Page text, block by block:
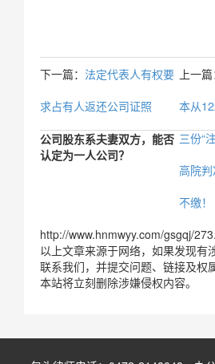
上一篇
本从
三份“
高院
不缴！
下一篇： 法定代表人有权要
求占有人返还公司证照
公司股东系夫妻双方，能否
认定为一人公司？
http://www.hnmwyy.com/gsgqj/
以上文章来源于网络，如果发现有
联系我们，并提交问题、链接及权
本站将立刻删除涉嫌侵权内容。